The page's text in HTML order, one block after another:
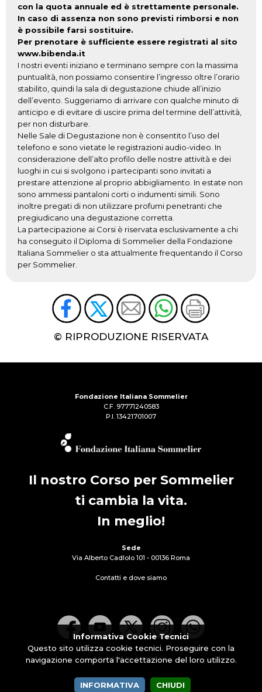
con la quota annuale ed è strettamente personale.
In caso di assenza non sono previsti rimborsi e non
è possibile farsi sostituire.
Per prenotare è sufficiente essere registrati al sito
www.bibenda.it
I nostri eventi iniziano e terminano sempre con la massima
puntualità, non possiamo consentire l’ingresso oltre l’orario
stabilito, quindi la sala di degustazione chiude all’inizio
dell’evento. Suggeriamo di arrivare con qualche minuto di
anticipo e di evitare di uscire prima del termine dell’attività,
per non disturbare.
Nelle Sale di Degustazione non è consentito l’uso del
telefono e sono vietate le registrazioni audio-video. In
considerazione dell’alto profilo delle nostre attività e dei
luoghi in cui si svolgono i partecipanti sono invitati a
prestare attenzione al proprio abbigliamento. In estate non
sono ammessi pantaloni corti o indumenti simili. Sono
inoltre pregati di non utilizzare profumi penetranti che
pregiudicano una degustazione corretta.
La partecipazione ai Corsi è riservata esclusivamente a chi
ha conseguito il Diploma di Sommelier della Fondazione
Italiana Sommelier o sta attualmente frequentando il Corso
per Sommelier.
© RIPRODUZIONE RISERVATA
Fondazione Italiana Sommelier
C.F. 97771240583
P.I. 13421701007
Il nostro Corso per Sommelier
ti cambia la vita.
In meglio!
Sede
Via Alberto Cadlolo 101 - 00136 Roma
Contatti e dove siamo
powered by Artisticom
Informativa Cookie Tecnici
Questo sito utilizza cookie tecnici. Proseguire con la
navigazione comporta l'accettazione del loro utilizzo.
INFORMATIVA CHIUDI